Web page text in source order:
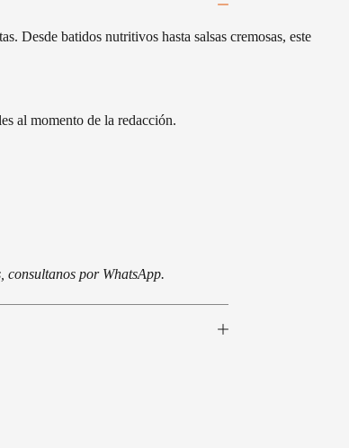
Desde batidos nutritivos hasta salsas cremosas, este
al momento de la redacción.
consultanos por WhatsApp.